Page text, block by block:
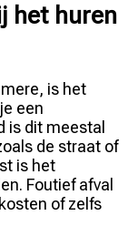
het huren
is het
een
is dit meestal
de straat of
is het
Foutief afval
of zelfs